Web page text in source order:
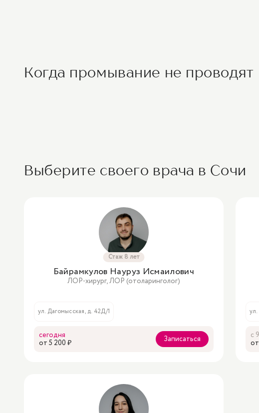
Когда промывание не проводят
Выберите своего врача в Сочи
Стаж 8 лет
Байрамкулов Науруз Исмаилович
ЛОР-хирург, ЛОР (отоларинголог)
ул. Дагомысская, д. 42Д/1
сегодня
oт 5 200 ₽
Записаться
с